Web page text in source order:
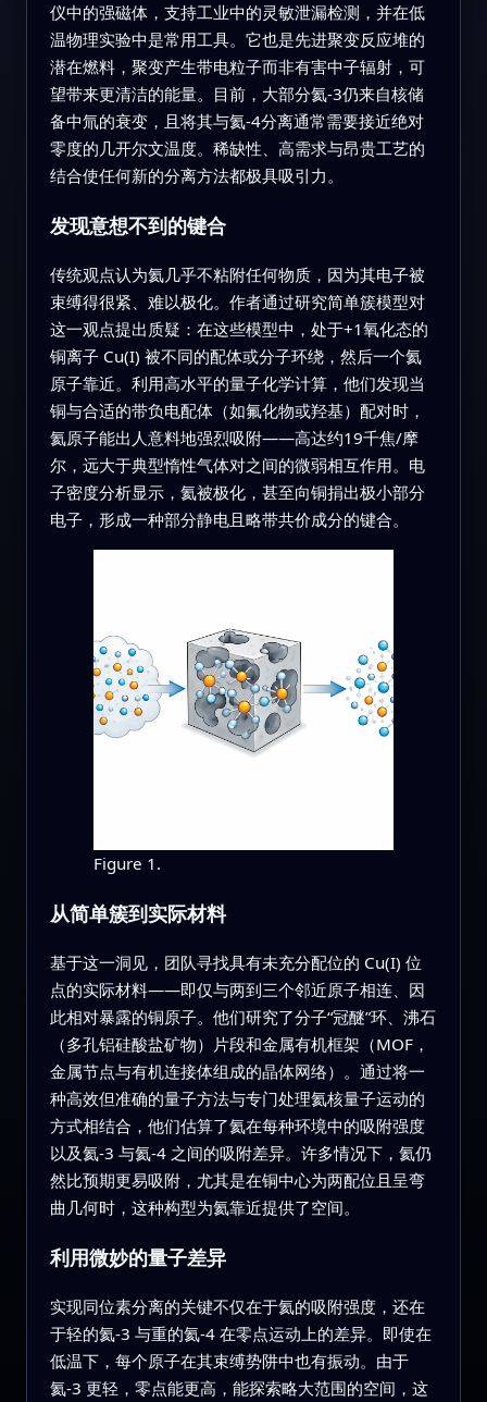
仪中的强磁体，支持工业中的灵敏泄漏检测，并在低
温物理实验中是常用工具。它也是先进聚变反应堆的
潜在燃料，聚变产生带电粒子而非有害中子辐射，可
望带来更清洁的能量。目前，大部分氦‑3仍来自核储
备中氚的衰变，且将其与氦‑4分离通常需要接近绝对
零度的几开尔文温度。稀缺性、高需求与昂贵工艺的
结合使任何新的分离方法都极具吸引力。
发现意想不到的键合
传统观点认为氦几乎不粘附任何物质，因为其电子被
束缚得很紧、难以极化。作者通过研究简单簇模型对
这一观点提出质疑：在这些模型中，处于+1氧化态的
铜离子 Cu(I) 被不同的配体或分子环绕，然后一个氦
原子靠近。利用高水平的量子化学计算，他们发现当
铜与合适的带负电配体（如氟化物或羟基）配对时，
氦原子能出人意料地强烈吸附——高达约19千焦/摩
尔，远大于典型惰性气体对之间的微弱相互作用。电
子密度分析显示，氦被极化，甚至向铜捐出极小部分
电子，形成一种部分静电且略带共价成分的键合。
Figure 1.
从简单簇到实际材料
基于这一洞见，团队寻找具有未充分配位的 Cu(I) 位
点的实际材料——即仅与两到三个邻近原子相连、因
此相对暴露的铜原子。他们研究了分子“冠醚”环、沸石
（多孔铝硅酸盐矿物）片段和金属有机框架（MOF，
金属节点与有机连接体组成的晶体网络）。通过将一
种高效但准确的量子方法与专门处理氦核量子运动的
方式相结合，他们估算了氦在每种环境中的吸附强度
以及氦‑3 与氦‑4 之间的吸附差异。许多情况下，氦仍
然比预期更易吸附，尤其是在铜中心为两配位且呈弯
曲几何时，这种构型为氦靠近提供了空间。
利用微妙的量子差异
实现同位素分离的关键不仅在于氦的吸附强度，还在
于轻的氦‑3 与重的氦‑4 在零点运动上的差异。即使在
低温下，每个原子在其束缚势阱中也有振动。由于
氦‑3 更轻，零点能更高，能探索略大范围的空间，这